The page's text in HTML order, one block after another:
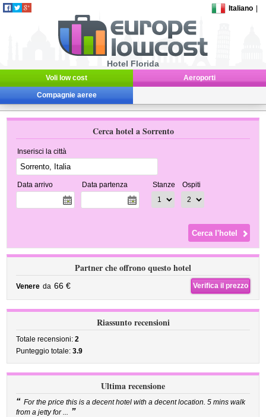
Italiano
Hotel Florida
Voli low cost Aeroporti
Compagnie aeree
Cerca hotel a Sorrento
Inserisci la città
Data arrivo Data partenza Stanze Ospiti
Partner che offrono questo hotel
Venere da 66 € Verifica il prezzo
Riassunto recensioni
Totale recensioni:2
Punteggio totale:3.9
Ultima recensione
“ For the price this is a decent hotel with a decent location. 5 mins walk
from a jetty for ... ”